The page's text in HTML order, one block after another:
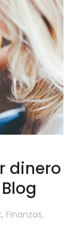
dinero
, Finanzas,